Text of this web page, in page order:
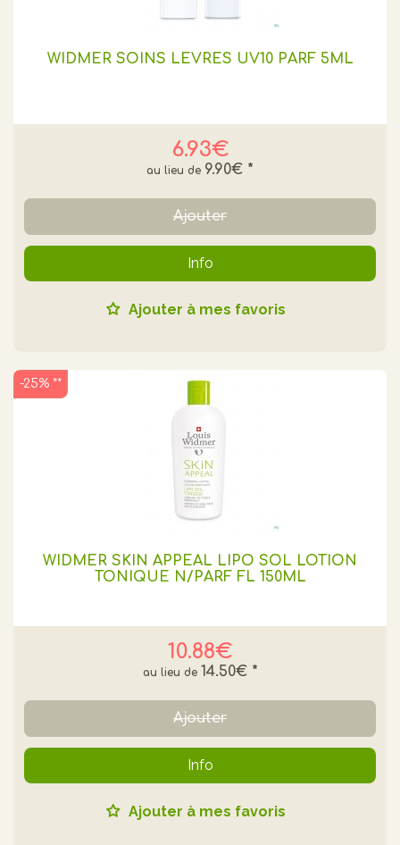
WIDMER SOINS LEVRES UV10 PARF 5ML
6.93€
9.90€ *
Ajouter
Info
Ajouter à mes favoris
WIDMER SKIN APPEAL LIPO SOL LOTION
TONIQUE N/PARF FL 150ML
10.88€
14.50€ *
-25% **
Ajouter
Info
Ajouter à mes favoris